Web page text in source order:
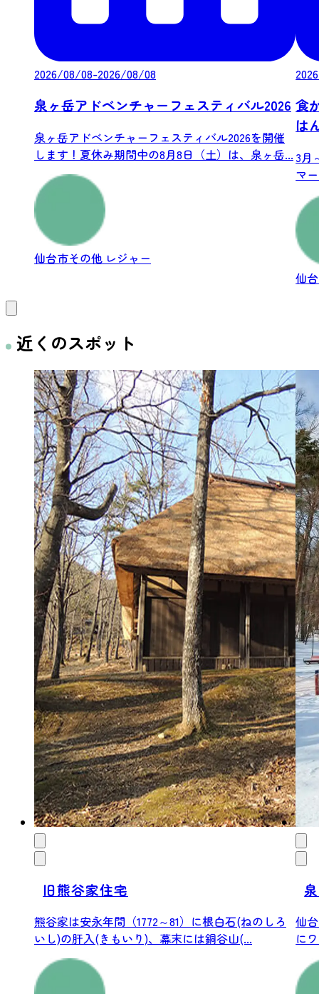
2026/08/08-2026/08/08
泉ヶ岳アドベンチャーフェスティバル2026
泉ヶ岳アドベンチャーフェスティバル2026を開催
します！夏休み期間中の8月8日（土）は、泉ヶ岳...
仙台市その他 レジャー
食
は
3月
マ
仙
近くのスポット
旧熊谷家住宅
熊谷家は安永年間（1772～81）に根白石(ねのしろ
いし)の肝入(きもいり)、幕末には銅谷山(...
仙
に
ス